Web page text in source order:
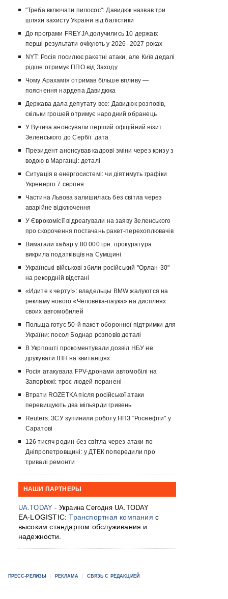
"Треба включати пилосос": Давидюк назвав три
шляхи захисту України від балістики
До програми FREYJA долучились 10 держав:
перші результати очікують у 2026–2027 роках
NYT: Росія посилює ракетні атаки, але Київ дедалі
рідше отримує ППО від Заходу
Чому Арахамія отримав більше впливу —
пояснення нардепа Давидюка
Держава дала депутату все: Давидюк розповів,
скільки грошей отримує народний обранець
У Вучича анонсували перший офіційний візит
Зеленського до Сербії: дата
Президент анонсував кадрові зміни через кризу з
водою в Марганці: деталі
Ситуація в енергосистемі: чи діятимуть графіки
Укренерго 7 серпня
Частина Львова залишилась без світла через
аварійне відключення
У Єврокомісії відреагували на заяву Зеленського
про скорочення постачань ракет-перехоплювачів
Вимагали хабар у 80 000 грн: прокуратура
викрила податківців на Сумщині
Українські військові збили російський "Орлан-30"
на рекордній відстані
«Идите к черту!»: владельцы BMW жалуются на
рекламу нового «Человека-паука» на дисплеях
своих автомобилей
Польща готує 50-й пакет оборонної підтримки для
України: посол Боднар розповів деталі
В Укрпошті прокоментували дозвіл НБУ не
друкувати ІПН на квитанціях
Росія атакувала FPV-дронами автомобілі на
Запоріжжі: троє людей поранені
Втрати ROZETKA після російської атаки
перевищують два мільярди гривень
Reuters: ЗСУ зупинили роботу НПЗ "Роснефти" у
Саратові
126 тисяч родин без світла через атаки по
Дніпропетровщині: у ДТЕК попередили про
тривалі ремонти
НАШИ ПАРТНЕРЫ
UA.TODAY - Украина Сегодня UA.TODAY
EA-LOGISTIC:Транспортная компания с
высоким стандартом обслуживания и
надежности.
ПРЕСС-РЕЛИЗЫ РЕКЛАМА СВЯЗЬ С РЕДАКЦИЕЙ